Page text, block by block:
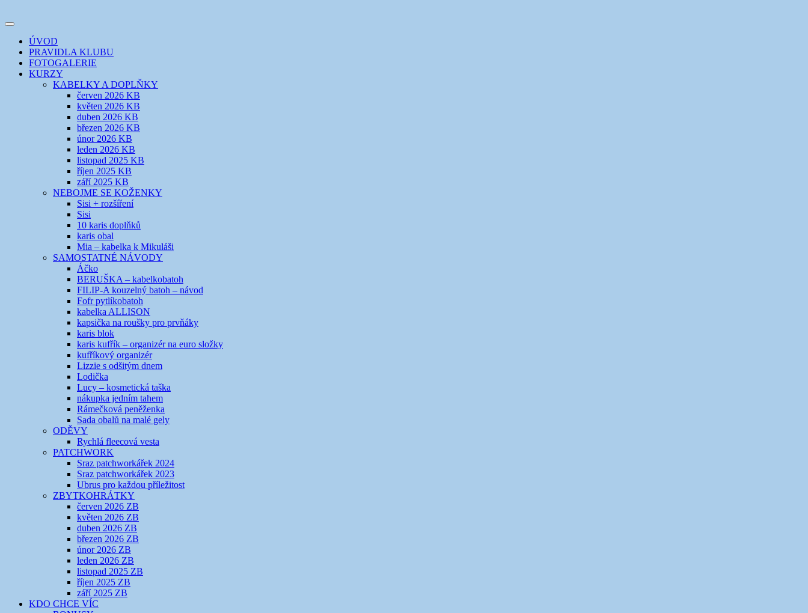
k
webuEVIKLUB
šicí klub
Toggle
navigation
ÚVOD
PRAVIDLA KLUBU
FOTOGALERIE
KURZY
KABELKY A DOPLŇKY
červen 2026 KB
květen 2026 KB
duben 2026 KB
březen 2026 KB
únor 2026 KB
leden 2026 KB
listopad 2025 KB
říjen 2025 KB
září 2025 KB
NEBOJME SE KOŽENKY
Sisi + rozšíření
Sisi
10 karis doplňků
karis obal
Mia – kabelka k Mikuláši
SAMOSTATNÉ NÁVODY
Áčko
BERUŠKA – kabelkobatoh
FILIP-A kouzelný batoh – návod
Fofr pytlíkobatoh
kabelka ALLISON
kapsička na roušky pro prvňáky
karis blok
karis kufřík – organizér na euro složky
kufříkový organizér
Lizzie s odšitým dnem
Lodička
Lucy – kosmetická taška
nákupka jedním tahem
Rámečková peněženka
Sada obalů na malé gely
ODĚVY
Rychlá fleecová vesta
PATCHWORK
Sraz patchworkářek 2024
Sraz patchworkářek 2023
Ubrus pro každou příležitost
ZBYTKOHRÁTKY
červen 2026 ZB
květen 2026 ZB
duben 2026 ZB
březen 2026 ZB
únor 2026 ZB
leden 2026 ZB
listopad 2025 ZB
říjen 2025 ZB
září 2025 ZB
KDO CHCE VÍC